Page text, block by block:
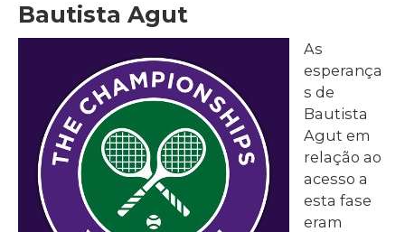
Bautista Agut
As
esperança
s de
Bautista
Agut em
relação ao
acesso a
esta fase
eram